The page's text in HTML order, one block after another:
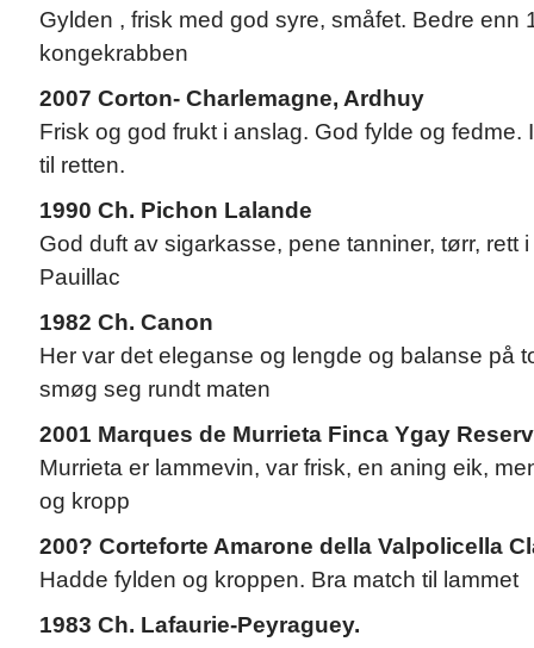
Gylden , frisk med god syre, småfet. Bedre enn
kongekrabben
2007 Corton- Charlemagne, Ardhuy
Frisk og god frukt i anslag. God fylde og fedme.
til retten.
1990 Ch. Pichon Lalande
God duft av sigarkasse, pene tanniner, tørr, rett
Pauillac
1982 Ch. Canon
Her var det eleganse og lengde og balanse på
smøg seg rundt maten
2001 Marques de Murrieta Finca Ygay
Murrieta er lammevin, var frisk, en aning eik,
og kropp
200? Corteforte Amarone della Valpolicella
Hadde fylden og kroppen. Bra match til lammet
1983 Ch. Lafaurie-Peyraguey.